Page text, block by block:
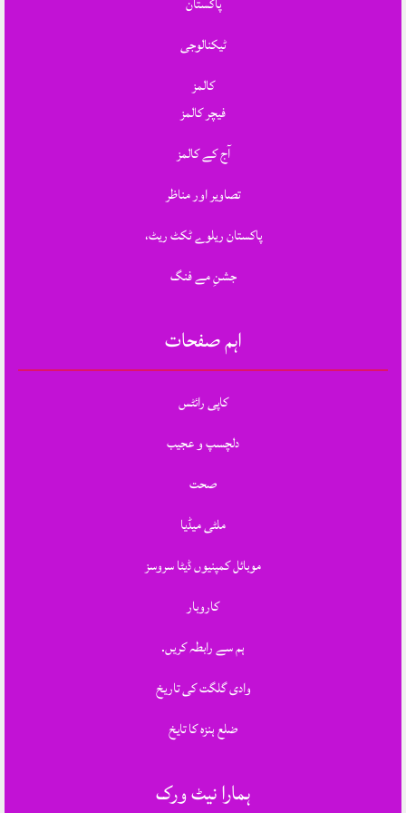
ٹیکنالوجی
کالمز
فیچر کالمز
آج کے کالمز
تصاویر اور مناظر
پاکستان ریلوے ٹکٹ ریٹ،
جشنِ مے فنگ
اہم صفحات
کاپی رائٹس
دلچسپ و عجیب
صحت
ملٹی میڈیا
موبائل کمپنیوں ڈیٹا سروسز
کاروبار
ہم سے رابطہ کریں.
وادی گلگت کی تاریخ
ضلع ہنزہ کا تایخ
ہمارا نیٹ ورک